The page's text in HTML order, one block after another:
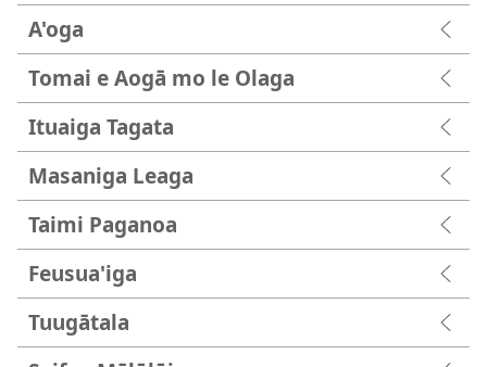
A'oga
Tomai e Aogā mo le Olaga
Ituaiga Tagata
Masaniga Leaga
Taimi Paganoa
Feusua'iga
Tuugātala